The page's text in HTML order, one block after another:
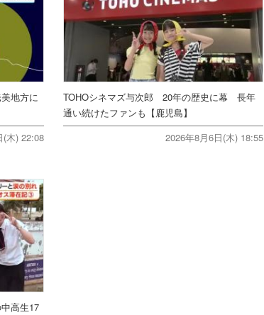
地方に
(木) 22:08
TOHOシネマズ与次郎 20年の歴史に幕 長年
通い続けたファンも【鹿児島】
2026年8月6日(木) 18:55
高生17